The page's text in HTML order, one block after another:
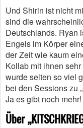
Und Shirin ist nicht
sind die
Deutschlands. Ryan
Engels im Körper
der Zeit wie kaum
Kollab mit ihnen
wurde selten so viel
bei den Sessions zu
Ja es gibt noch mehr!
Über